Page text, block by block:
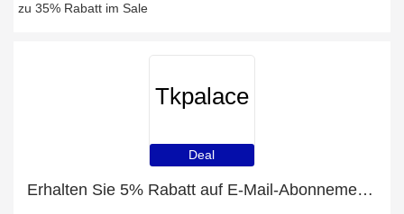
zu 35% Rabatt im Sale
Tkpalace
Deal
Erhalten Sie 5% Rabatt auf E-Mail-Abonnements